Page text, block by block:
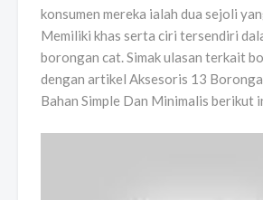
konsumen mereka ialah dua sejoli
Memiliki khas serta ciri tersendiri
borongan cat. Simak ulasan terkait
dengan artikel Aksesoris 13
Bahan Simple Dan Minimalis berikut